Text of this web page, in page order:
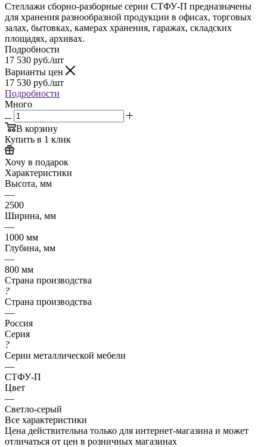
Стеллажи сборно-разборные серии СТФУ-П предназначены
для хранения разнообразной продукции в офисах, торговых
залах, бытовках, камерах хранения, гаражах, складских
площадях, архивах.
Подробности
17 530 руб./шт
Варианты цен
17 530 руб./шт
Подробности
Много
В корзину
Купить в 1 клик
Хочу в подарок
Характеристики
Высота, мм
—
2500
Ширина, мм
—
1000 мм
Глубина, мм
—
800 мм
Страна производства
?
Страна производства
—
Россия
Серия
?
Серии металлической мебели
—
СТФУ-П
Цвет
—
Светло-серый
Все характеристики
Цена действительна только для интернет-магазина и может
отличаться от цен в розничных магазинах